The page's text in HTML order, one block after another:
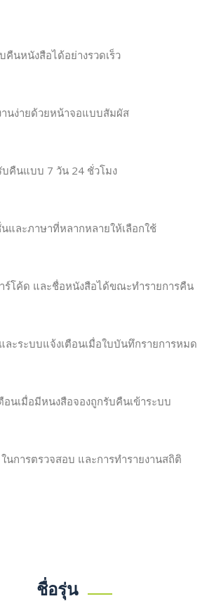
คืนหนังสือได้อย่างรวดเร็ว
านง่ายด้วยหน้าจอแบบสัมผัส
บคืนแบบ 7 วัน 24 ชั่วโมง
และภาษาที่หลากหลายให้เลือกใช้
ร์โค้ด และชื่อหนังสือได้ขณะทำรายการคืน
ละระบบแจ้งเตือนเมื่อใบบันทึกรายการหมด
อนเมื่อมีหนงสือจองถูกรับคืนเข้าระบบ
นการตรวจสอบ และการทำรายงานสถิติ
ชื่อรุ่น